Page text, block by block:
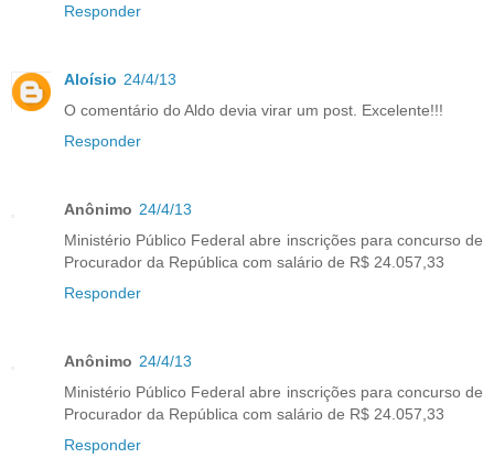
Responder
Aloísio 24/4/13
O comentário do Aldo devia virar um post. Excelente!!!
Responder
Anônimo 24/4/13
Ministério Público Federal abre inscrições para concurso de
Procurador da República com salário de R$ 24.057,33
Responder
Anônimo 24/4/13
Ministério Público Federal abre inscrições para concurso de
Procurador da República com salário de R$ 24.057,33
Responder